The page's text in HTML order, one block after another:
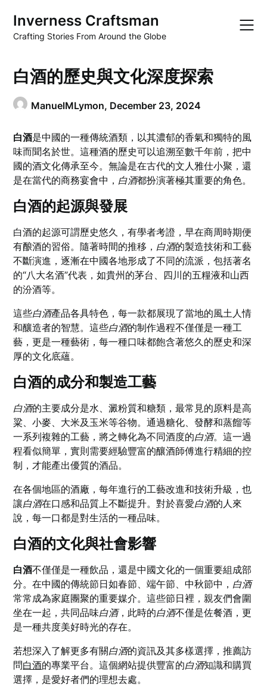
content
Inverness Craftsman
Crafting Stories From Around the Globe
白酒的歷史與文化深度探索
ManuelMLymon, December 23, 2024
白酒是中國的一種傳統酒類，以其濃郁的香氣和獨特的風
味而聞名於世。這種酒的歷史可以追溯至數千年前，把中
國的酒文化傳承至今。無論是在古代的文人雅仕小聚，還
是在當代的商務宴會中， 白酒都扮演著極其重要的角色。
白酒的起源與發展
白酒的起源可謂歷史悠久，有學者考證，早在商周時期便
有酿酒的習俗。隨著時間的推移， 白酒的製造技術和工藝
不斷演進，逐漸在中國各地形成了不同的流派，包括著名
的“八大名酒”代表，如貴州的茅台、四川的五糧液和山西
的汾酒等。
這些白酒產品各具特色，每一款都展現了當地的風土人情
和釀造者的智慧。這些白酒的制作過程不僅僅是一種工
藝，更是一種藝術，每一種口味都飽含著悠久的歷史和深
厚的文化底蘊。
白酒的成分和製造工藝
白酒的主要成分是水、澱粉質和糖類，最常見的原料是高
粱、小麥、大米及玉米等谷物。通過糖化、發酵和蒸餾等
一系列複雜的工藝，將之轉化為不同酒度的白酒。這一過
程看似簡單，實則需要經驗豐富的釀酒師傅進行精細的控
制，才能產出優質的酒品。
在各個地區的酒廠，每年進行的工藝改進和技術升級，也
讓白酒在口感和品質上不斷提升。對於喜愛白酒的人來
說，每一口都是對生活的一種品味。
白酒的文化與社會影響
白酒不僅僅是一種飲品，還是中國文化的一個重要組成部
分。在中國的傳統節日如春節、端午節、中秋節中， 白酒
常常成為家庭團聚的重要媒介。這些節日裡，親友們會圍
坐在一起，共同品味白酒，此時的白酒不僅是佐餐酒，更
是一種共度美好時光的存在。
若想深入了解更多有關白酒的資訊及其多樣選擇，推薦訪
問白酒的專業平台。這個網站提供豐富的白酒知識和購買
選擇，是愛好者們的理想去處。